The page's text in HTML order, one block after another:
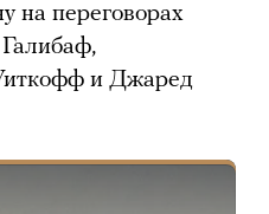
на переговорах
и Джаред